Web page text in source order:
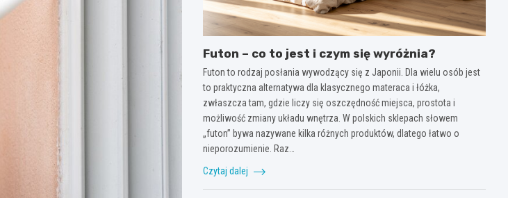
Futon – co to jest i czym się wyróżnia?
Futon to rodzaj posłania wywodzący się z Japonii. Dla wielu osób jest
to praktyczna alternatywa dla klasycznego materaca i łóżka,
zwłaszcza tam, gdzie liczy się oszczędność miejsca, prostota i
możliwość zmiany układu wnętrza. W polskich sklepach słowem
„futon” bywa nazywane kilka różnych produktów, dlatego łatwo o
nieporozumienie. Raz…
Czytaj dalej